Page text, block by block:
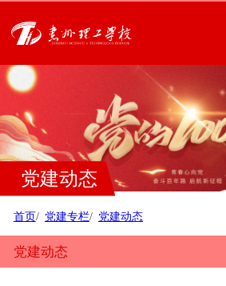
党建动态
首页 党建专栏 党建动态
党建动态